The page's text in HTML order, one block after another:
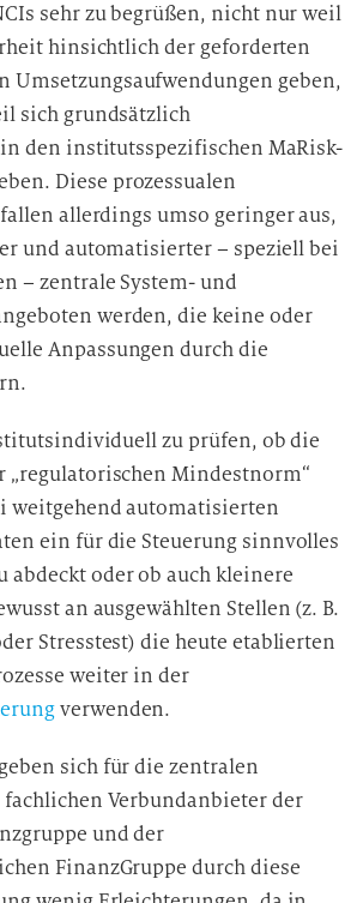
sehr zu begrüßen, nicht nur weil
hinsichtlich der geforderten
Umsetzungsaufwendungen geben,
sich grundsätzlich
den institutsspezifischen MaRisk-
Diese prozessualen
allerdings umso geringer aus,
und automatisierter – speziell bei
– zentrale System- und
werden, die keine oder
Anpassungen durch die
zu prüfen, ob die
„regulatorischen Mindestnorm“
weitgehend automatisierten
ein für die Steuerung sinnvolles
oder ob auch kleinere
an ausgewählten Stellen (z. B.
Stresstest) die heute etablierten
weiter in der
verwenden.
sich für die zentralen
Verbundanbieter der
und der
FinanzGruppe durch diese